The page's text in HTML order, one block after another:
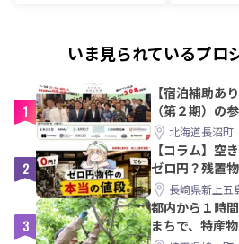
いま見られているプロ
1
【宿泊補助あ
（第２期）の
【8/21〆】
北海道長沼町
2
【コラム】空
ゼロ円？残置
教訓｜新上五
長崎県新上五
3
都内から１時
まちで、特産